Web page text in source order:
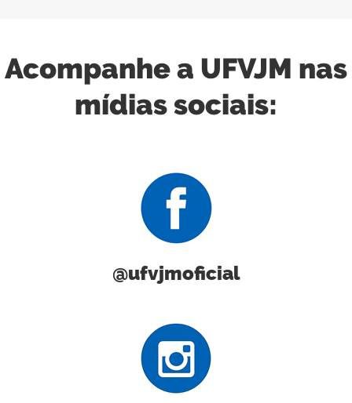
Acompanhe a UFVJM nas
mídias sociais:
@ufvjmoficial